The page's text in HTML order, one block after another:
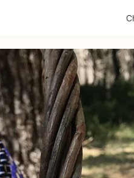
MENTIONS